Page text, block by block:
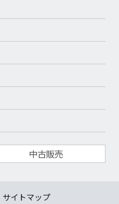
中古販売
サイトマップ